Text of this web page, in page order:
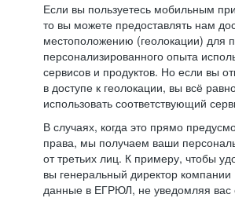
Если вы пользуетесь мобильным
то вы можете предоставлять нам
местоположению (геолокации) для
персонализированного опыта
сервисов и продуктов. Но если вы
в доступе к геолокации, вы всё
использовать соответствующий
В случаях, когда это прямо
права, мы получаем ваши
от третьих лиц. К примеру, чтобы
вы генеральный директор
данные в ЕГРЮЛ, не уведомляя вас